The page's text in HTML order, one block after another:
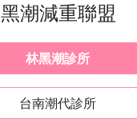
黑潮減重聯盟
林黑潮診所
台南潮代診所